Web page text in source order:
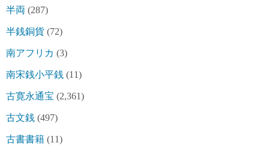
半両 (287)
半銭銅貨 (72)
南アフリカ (3)
南宋銭小平銭 (11)
古寛永通宝 (2,361)
古文銭 (497)
古書書籍 (11)